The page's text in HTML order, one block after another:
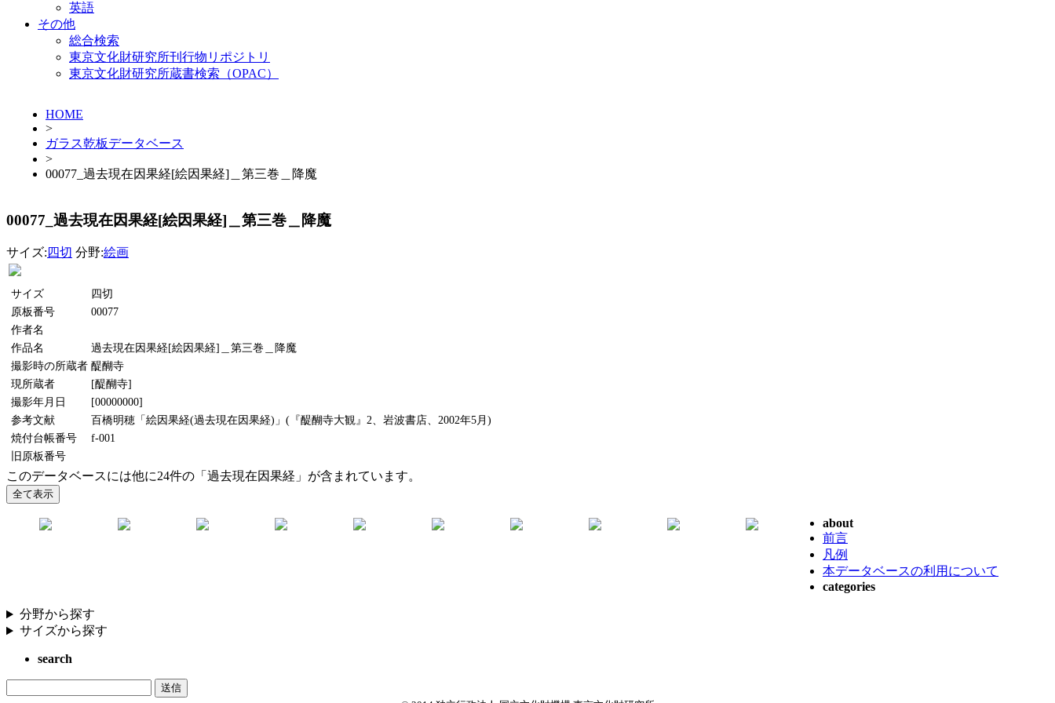
英語
その他
総合検索
東京文化財研究所刊行物リポジトリ
東京文化財研究所蔵書検索（OPAC）
HOME
>
ガラス乾板データベース
>
00077_過去現在因果経[絵因果経]＿第三巻＿降魔
00077_過去現在因果経[絵因果経]＿第三巻＿降魔
サイズ: 四切 分野:絵画
サイズ
四切
原板番号
00077
作者名
作品名
過去現在因果経[絵因果経]＿第三巻＿降魔
撮影時の所蔵者 醍醐寺
現所蔵者
[醍醐寺]
撮影年月日
[00000000]
参考文献
百橋明穂「絵因果経(過去現在因果経)」(『醍醐寺大観』2、岩波書店、2002年5月)
焼付台帳番号
f-001
旧原板番号
このデータベースには他に24件の「過去現在因果経」が含まれています。
about
前言
凡例
本データベースの利用について
categories
分野から探す
サイズから探す
search